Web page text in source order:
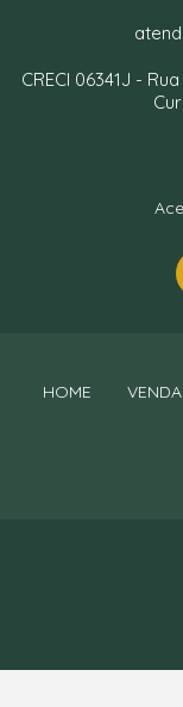
CRECI 06341J -
HOME VENDA